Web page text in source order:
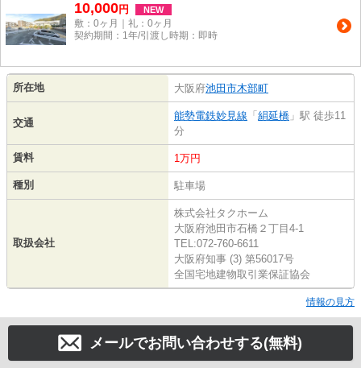
10,000円 NEW
敷：0ヶ月｜礼：0ヶ月
契約期間：1年/引渡し時期：即時
所在地 大阪府池田市木部町
交通
能勢電鉄妙見線 「 絹延橋 」駅 徒歩11
分
賃料 1万円
種別 駐車場
取扱会社
株式会社タクホーム
大阪府池田市石橋２丁目4-1
TEL:072-760-6611
大阪府知事 (3) 第56017号
全国宅地建物取引業保証協会
情報の見方
メールでお問い合わせする(無料)